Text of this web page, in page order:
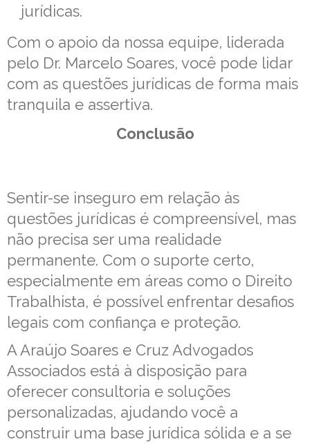
jurídicas.
Com o apoio da nossa equipe, liderada
pelo Dr. Marcelo Soares, você pode lidar
com as questões jurídicas de forma mais
tranquila e assertiva.
Conclusão
Sentir-se inseguro em relação às
questões jurídicas é compreensível, mas
não precisa ser uma realidade
permanente. Com o suporte certo,
especialmente em áreas como o Direito
Trabalhista, é possível enfrentar desafios
legais com confiança e proteção.
A Araújo Soares e Cruz Advogados
Associados está à disposição para
oferecer consultoria e soluções
personalizadas, ajudando você a
construir uma base jurídica sólida e a se